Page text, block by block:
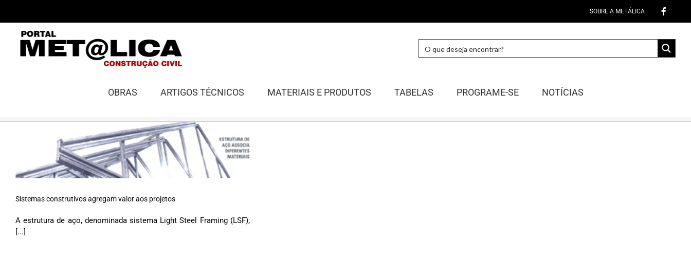
conteúdo
SOBRE A METÁLICA
OBRAS ARTIGOS TÉCNICOS MATERIAIS E PRODUTOS TABELAS PROGRAME-SE NOTÍCIAS
Sistemas construtivos agregam valor aos projetos
A estrutura de aço, denominada sistema Light Steel Framing (LSF),
[...]